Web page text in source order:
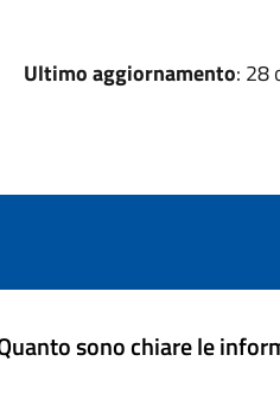
Ultimo aggiornamento: 28
sono chiare le